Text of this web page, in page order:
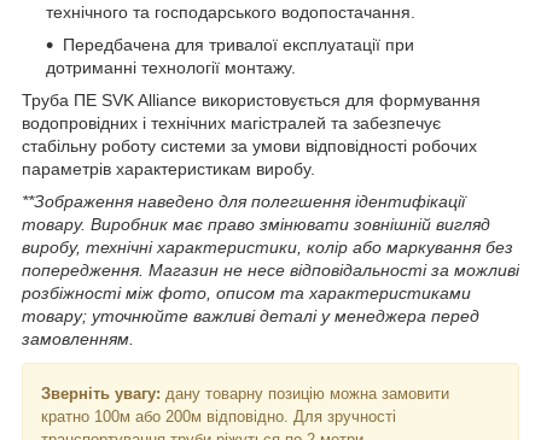
технічного та господарського водопостачання.
Передбачена для тривалої експлуатації при
дотриманні технології монтажу.
Труба ПЕ SVK Alliance використовується для формування
водопровідних і технічних магістралей та забезпечує
стабільну роботу системи за умови відповідності робочих
параметрів характеристикам виробу.
**Зображення наведено для полегшення ідентифікації
товару. Виробник має право змінювати зовнішній вигляд
виробу, технічні характеристики, колір або маркування без
попередження. Магазин не несе відповідальності за можливі
розбіжності між фото, описом та характеристиками
товару; уточнюйте важливі деталі у менеджера перед
замовленням.
Зверніть увагу: дану товарну позицію можна замовити
кратно 100м або 200м відповідно. Для зручності